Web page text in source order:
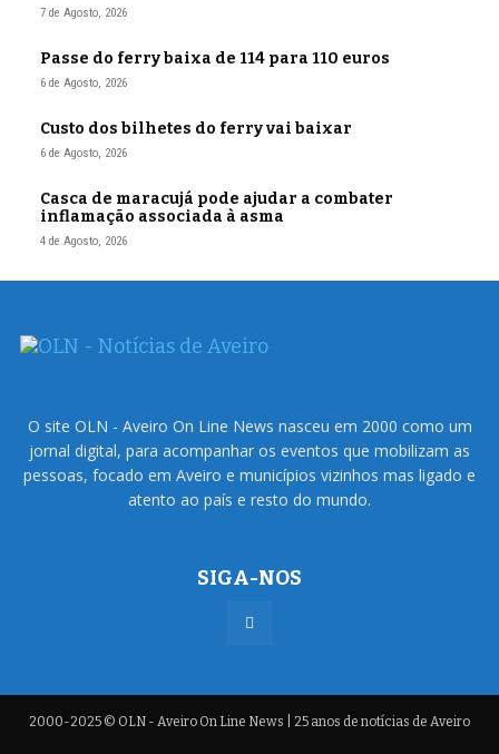
7 de Agosto, 2026
Passe do ferry baixa de 114 para 110 euros
6 de Agosto, 2026
Custo dos bilhetes do ferry vai baixar
6 de Agosto, 2026
Casca de maracujá pode ajudar a combater
inflamação associada à asma
4 de Agosto, 2026
O site OLN - Aveiro On Line News nasceu em 2000 como um
jornal digital, para acompanhar os eventos que mobilizam as
pessoas, focado em Aveiro e municípios vizinhos mas ligado e
atento ao país e resto do mundo.
SIGA-NOS
2000-2025 © OLN - Aveiro On Line News | 25 anos de notícias de Aveiro